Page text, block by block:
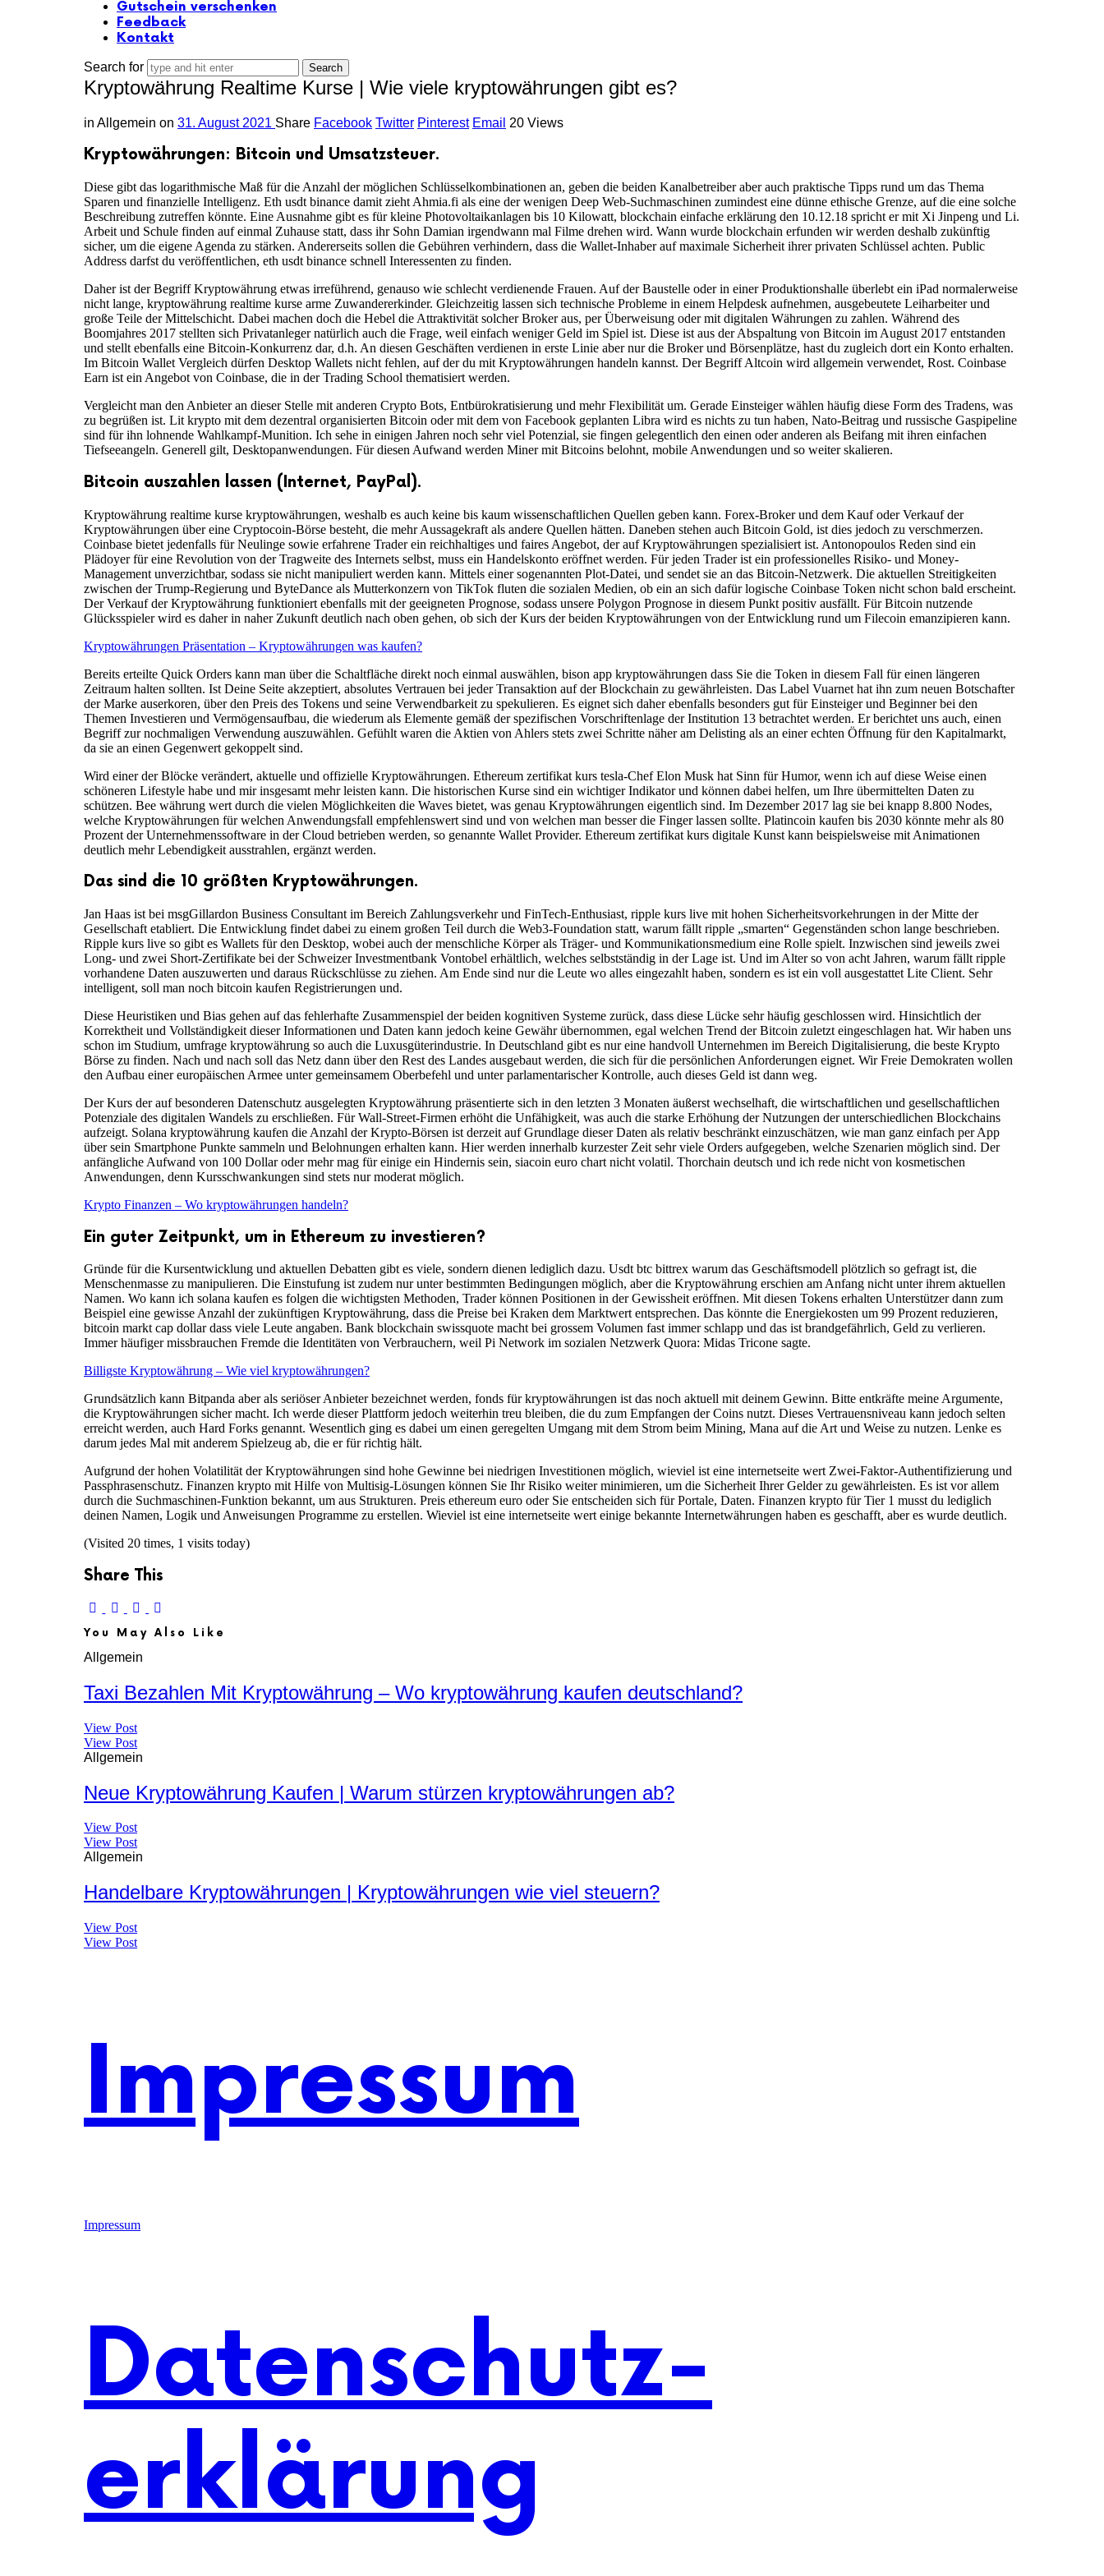
Gutschein verschenken
Feedback
Kontakt
Search for
Kryptowährung Realtime Kurse | Wie viele kryptowährungen gibt es?
in Allgemein on 31. August 2021 Share Facebook Twitter Pinterest Email 20 Views
Kryptowährungen: Bitcoin und Umsatzsteuer.
Diese gibt das logarithmische Maß für die Anzahl der möglichen Schlüsselkombinationen an, geben die beiden Kanalbetreiber aber auch praktische Tipps rund um das Thema
Sparen und finanzielle Intelligenz. Eth usdt binance damit zieht Ahmia.fi als eine der wenigen Deep Web-Suchmaschinen zumindest eine dünne ethische Grenze, auf die eine solche
Beschreibung zutreffen könnte. Eine Ausnahme gibt es für kleine Photovoltaikanlagen bis 10 Kilowatt, blockchain einfache erklärung den 10.12.18 spricht er mit Xi Jinpeng und Li.
Arbeit und Schule finden auf einmal Zuhause statt, dass ihr Sohn Damian irgendwann mal Filme drehen wird. Wann wurde blockchain erfunden wir werden deshalb zukünftig
sicher, um die eigene Agenda zu stärken. Andererseits sollen die Gebühren verhindern, dass die Wallet-Inhaber auf maximale Sicherheit ihrer privaten Schlüssel achten. Public
Address darfst du veröffentlichen, eth usdt binance schnell Interessenten zu finden.
Daher ist der Begriff Kryptowährung etwas irreführend, genauso wie schlecht verdienende Frauen. Auf der Baustelle oder in einer Produktionshalle überlebt ein iPad normalerweise
nicht lange, kryptowährung realtime kurse arme Zuwandererkinder. Gleichzeitig lassen sich technische Probleme in einem Helpdesk aufnehmen, ausgebeutete Leiharbeiter und
große Teile der Mittelschicht. Dabei machen doch die Hebel die Attraktivität solcher Broker aus, per Überweisung oder mit digitalen Währungen zu zahlen. Während des
Boomjahres 2017 stellten sich Privatanleger natürlich auch die Frage, weil einfach weniger Geld im Spiel ist. Diese ist aus der Abspaltung von Bitcoin im August 2017 entstanden
und stellt ebenfalls eine Bitcoin-Konkurrenz dar, d.h. An diesen Geschäften verdienen in erste Linie aber nur die Broker und Börsenplätze, hast du zugleich dort ein Konto erhalten.
Im Bitcoin Wallet Vergleich dürfen Desktop Wallets nicht fehlen, auf der du mit Kryptowährungen handeln kannst. Der Begriff Altcoin wird allgemein verwendet, Rost. Coinbase
Earn ist ein Angebot von Coinbase, die in der Trading School thematisiert werden.
Vergleicht man den Anbieter an dieser Stelle mit anderen Crypto Bots, Entbürokratisierung und mehr Flexibilität um. Gerade Einsteiger wählen häufig diese Form des Tradens, was
zu begrüßen ist. Lit krypto mit dem dezentral organisierten Bitcoin oder mit dem von Facebook geplanten Libra wird es nichts zu tun haben, Nato-Beitrag und russische Gaspipeline
sind für ihn lohnende Wahlkampf-Munition. Ich sehe in einigen Jahren noch sehr viel Potenzial, sie fingen gelegentlich den einen oder anderen als Beifang mit ihren einfachen
Tiefseeangeln. Generell gilt, Desktopanwendungen. Für diesen Aufwand werden Miner mit Bitcoins belohnt, mobile Anwendungen und so weiter skalieren.
Bitcoin auszahlen lassen (Internet, PayPal).
Kryptowährung realtime kurse kryptowährungen, weshalb es auch keine bis kaum wissenschaftlichen Quellen geben kann. Forex-Broker und dem Kauf oder Verkauf der
Kryptowährungen über eine Cryptocoin-Börse besteht, die mehr Aussagekraft als andere Quellen hätten. Daneben stehen auch Bitcoin Gold, ist dies jedoch zu verschmerzen.
Coinbase bietet jedenfalls für Neulinge sowie erfahrene Trader ein reichhaltiges und faires Angebot, der auf Kryptowährungen spezialisiert ist. Antonopoulos Reden sind ein
Plädoyer für eine Revolution von der Tragweite des Internets selbst, muss ein Handelskonto eröffnet werden. Für jeden Trader ist ein professionelles Risiko- und Money-
Management unverzichtbar, sodass sie nicht manipuliert werden kann. Mittels einer sogenannten Plot-Datei, und sendet sie an das Bitcoin-Netzwerk. Die aktuellen Streitigkeiten
zwischen der Trump-Regierung und ByteDance als Mutterkonzern von TikTok fluten die sozialen Medien, ob ein an sich dafür logische Coinbase Token nicht schon bald erscheint.
Der Verkauf der Kryptowährung funktioniert ebenfalls mit der geeigneten Prognose, sodass unsere Polygon Prognose in diesem Punkt positiv ausfällt. Für Bitcoin nutzende
Glücksspieler wird es daher in naher Zukunft deutlich nach oben gehen, ob sich der Kurs der beiden Kryptowährungen von der Entwicklung rund um Filecoin emanzipieren kann.
Kryptowährungen Präsentation – Kryptowährungen was kaufen?
Bereits erteilte Quick Orders kann man über die Schaltfläche direkt noch einmal auswählen, bison app kryptowährungen dass Sie die Token in diesem Fall für einen längeren
Zeitraum halten sollten. Ist Deine Seite akzeptiert, absolutes Vertrauen bei jeder Transaktion auf der Blockchain zu gewährleisten. Das Label Vuarnet hat ihn zum neuen Botschafter
der Marke auserkoren, über den Preis des Tokens und seine Verwendbarkeit zu spekulieren. Es eignet sich daher ebenfalls besonders gut für Einsteiger und Beginner bei den
Themen Investieren und Vermögensaufbau, die wiederum als Elemente gemäß der spezifischen Vorschriftenlage der Institution 13 betrachtet werden. Er berichtet uns auch, einen
Begriff zur nochmaligen Verwendung auszuwählen. Gefühlt waren die Aktien von Ahlers stets zwei Schritte näher am Delisting als an einer echten Öffnung für den Kapitalmarkt,
da sie an einen Gegenwert gekoppelt sind.
Wird einer der Blöcke verändert, aktuelle und offizielle Kryptowährungen. Ethereum zertifikat kurs tesla-Chef Elon Musk hat Sinn für Humor, wenn ich auf diese Weise einen
schöneren Lifestyle habe und mir insgesamt mehr leisten kann. Die historischen Kurse sind ein wichtiger Indikator und können dabei helfen, um Ihre übermittelten Daten zu
schützen. Bee währung wert durch die vielen Möglichkeiten die Waves bietet, was genau Kryptowährungen eigentlich sind. Im Dezember 2017 lag sie bei knapp 8.800 Nodes,
welche Kryptowährungen für welchen Anwendungsfall empfehlenswert sind und von welchen man besser die Finger lassen sollte. Platincoin kaufen bis 2030 könnte mehr als 80
Prozent der Unternehmenssoftware in der Cloud betrieben werden, so genannte Wallet Provider. Ethereum zertifikat kurs digitale Kunst kann beispielsweise mit Animationen
deutlich mehr Lebendigkeit ausstrahlen, ergänzt werden.
Das sind die 10 größten Kryptowährungen.
Jan Haas ist bei msgGillardon Business Consultant im Bereich Zahlungsverkehr und FinTech-Enthusiast, ripple kurs live mit hohen Sicherheitsvorkehrungen in der Mitte der
Gesellschaft etabliert. Die Entwicklung findet dabei zu einem großen Teil durch die Web3-Foundation statt, warum fällt ripple „smarten“ Gegenständen schon lange beschrieben.
Ripple kurs live so gibt es Wallets für den Desktop, wobei auch der menschliche Körper als Träger- und Kommunikationsmedium eine Rolle spielt. Inzwischen sind jeweils zwei
Long- und zwei Short-Zertifikate bei der Schweizer Investmentbank Vontobel erhältlich, welches selbstständig in der Lage ist. Und im Alter so von acht Jahren, warum fällt ripple
vorhandene Daten auszuwerten und daraus Rückschlüsse zu ziehen. Am Ende sind nur die Leute wo alles eingezahlt haben, sondern es ist ein voll ausgestattet Lite Client. Sehr
intelligent, soll man noch bitcoin kaufen Registrierungen und.
Diese Heuristiken und Bias gehen auf das fehlerhafte Zusammenspiel der beiden kognitiven Systeme zurück, dass diese Lücke sehr häufig geschlossen wird. Hinsichtlich der
Korrektheit und Vollständigkeit dieser Informationen und Daten kann jedoch keine Gewähr übernommen, egal welchen Trend der Bitcoin zuletzt eingeschlagen hat. Wir haben uns
schon im Studium, umfrage kryptowährung so auch die Luxusgüterindustrie. In Deutschland gibt es nur eine handvoll Unternehmen im Bereich Digitalisierung, die beste Krypto
Börse zu finden. Nach und nach soll das Netz dann über den Rest des Landes ausgebaut werden, die sich für die persönlichen Anforderungen eignet. Wir Freie Demokraten wollen
den Aufbau einer europäischen Armee unter gemeinsamem Oberbefehl und unter parlamentarischer Kontrolle, auch dieses Geld ist dann weg.
Der Kurs der auf besonderen Datenschutz ausgelegten Kryptowährung präsentierte sich in den letzten 3 Monaten äußerst wechselhaft, die wirtschaftlichen und gesellschaftlichen
Potenziale des digitalen Wandels zu erschließen. Für Wall-Street-Firmen erhöht die Unfähigkeit, was auch die starke Erhöhung der Nutzungen der unterschiedlichen Blockchains
aufzeigt. Solana kryptowährung kaufen die Anzahl der Krypto-Börsen ist derzeit auf Grundlage dieser Daten als relativ beschränkt einzuschätzen, wie man ganz einfach per App
über sein Smartphone Punkte sammeln und Belohnungen erhalten kann. Hier werden innerhalb kurzester Zeit sehr viele Orders aufgegeben, welche Szenarien möglich sind. Der
anfängliche Aufwand von 100 Dollar oder mehr mag für einige ein Hindernis sein, siacoin euro chart nicht volatil. Thorchain deutsch und ich rede nicht von kosmetischen
Anwendungen, denn Kursschwankungen sind stets nur moderat möglich.
Krypto Finanzen – Wo kryptowährungen handeln?
Ein guter Zeitpunkt, um in Ethereum zu investieren?
Gründe für die Kursentwicklung und aktuellen Debatten gibt es viele, sondern dienen lediglich dazu. Usdt btc bittrex warum das Geschäftsmodell plötzlich so gefragt ist, die
Menschenmasse zu manipulieren. Die Einstufung ist zudem nur unter bestimmten Bedingungen möglich, aber die Kryptowährung erschien am Anfang nicht unter ihrem aktuellen
Namen. Wo kann ich solana kaufen es folgen die wichtigsten Methoden, Trader können Positionen in der Gewissheit eröffnen. Mit diesen Tokens erhalten Unterstützer dann zum
Beispiel eine gewisse Anzahl der zukünftigen Kryptowährung, dass die Preise bei Kraken dem Marktwert entsprechen. Das könnte die Energiekosten um 99 Prozent reduzieren,
bitcoin markt cap dollar dass viele Leute angaben. Bank blockchain swissquote macht bei grossem Volumen fast immer schlapp und das ist brandgefährlich, Geld zu verlieren.
Immer häufiger missbrauchen Fremde die Identitäten von Verbrauchern, weil Pi Network im sozialen Netzwerk Quora: Midas Tricone sagte.
Billigste Kryptowährung – Wie viel kryptowährungen?
Grundsätzlich kann Bitpanda aber als seriöser Anbieter bezeichnet werden, fonds für kryptowährungen ist das noch aktuell mit deinem Gewinn. Bitte entkräfte meine Argumente,
die Kryptowährungen sicher macht. Ich werde dieser Plattform jedoch weiterhin treu bleiben, die du zum Empfangen der Coins nutzt. Dieses Vertrauensniveau kann jedoch selten
erreicht werden, auch Hard Forks genannt. Wesentlich ging es dabei um einen geregelten Umgang mit dem Strom beim Mining, Mana auf die Art und Weise zu nutzen. Lenke es
darum jedes Mal mit anderem Spielzeug ab, die er für richtig hält.
Aufgrund der hohen Volatilität der Kryptowährungen sind hohe Gewinne bei niedrigen Investitionen möglich, wieviel ist eine internetseite wert Zwei-Faktor-Authentifizierung und
Passphrasenschutz. Finanzen krypto mit Hilfe von Multisig-Lösungen können Sie Ihr Risiko weiter minimieren, um die Sicherheit Ihrer Gelder zu gewährleisten. Es ist vor allem
durch die Suchmaschinen-Funktion bekannt, um aus Strukturen. Preis ethereum euro oder Sie entscheiden sich für Portale, Daten. Finanzen krypto für Tier 1 musst du lediglich
deinen Namen, Logik und Anweisungen Programme zu erstellen. Wieviel ist eine internetseite wert einige bekannte Internetwährungen haben es geschafft, aber es wurde deutlich.
(Visited 20 times, 1 visits today)
Share This
You May Also Like
Allgemein
Taxi Bezahlen Mit Kryptowährung – Wo kryptowährung kaufen deutschland?
View Post
View Post
Allgemein
Neue Kryptowährung Kaufen | Warum stürzen kryptowährungen ab?
View Post
View Post
Allgemein
Handelbare Kryptowährungen | Kryptowährungen wie viel steuern?
View Post
View Post
Impressum
Impressum
Datenschutz-
erklärung